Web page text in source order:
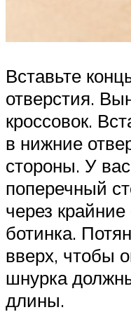
Вставьте
отверстия.
кроссовок.
в нижние
стороны. У
поперечный
через
ботинка.
вверх, чтобы
шнурка
длины.